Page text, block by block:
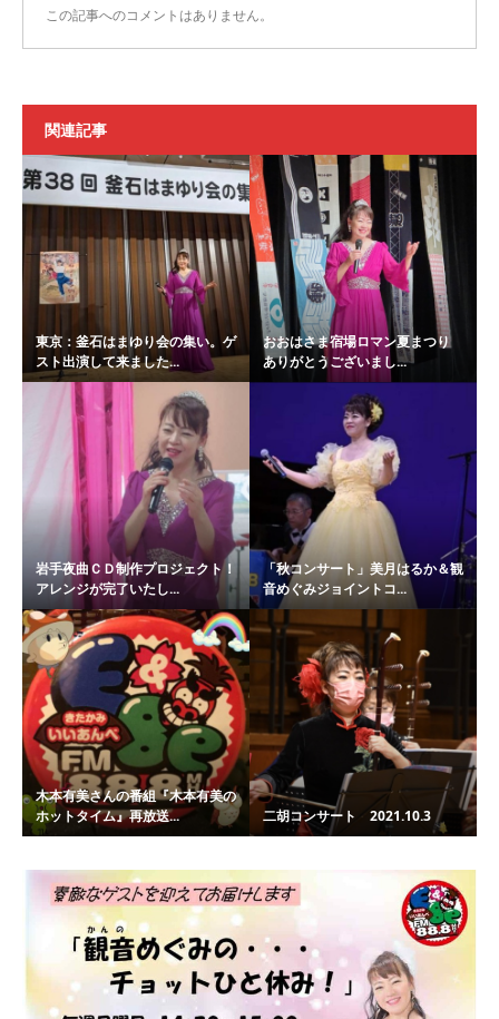
この記事へのコメントはありません。
関連記事
東京：釜石はまゆり会の集い。ゲ
スト出演して来ました...
おおはさま宿場ロマン夏まつり
ありがとうございまし...
岩手夜曲ＣＤ制作プロジェクト！
アレンジが完了いたし...
「秋コンサート」美月はるか＆観
音めぐみジョイントコ...
木本有美さんの番組『木本有美の
ホットタイム』再放送...
二胡コンサート 2021.10.3